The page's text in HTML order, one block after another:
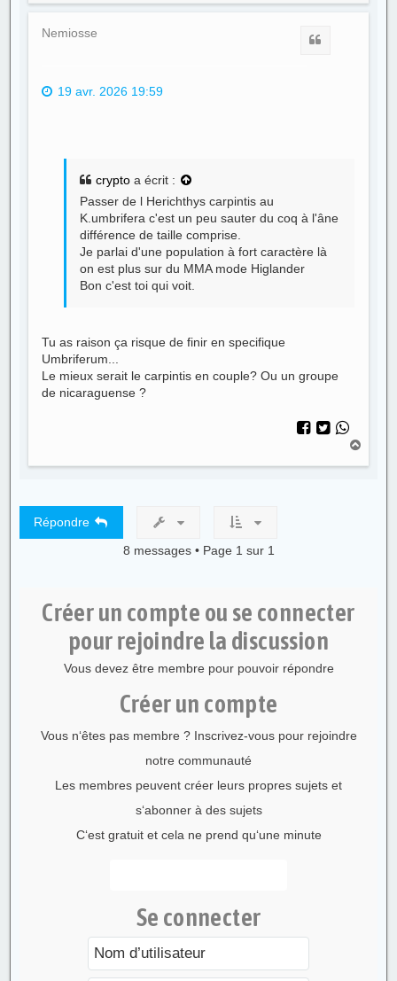
u
Nemiosse
19 avr. 2026 19:59
crypto a écrit :
Passer de l Herichthys carpintis au
K.umbrifera c'est un peu sauter du coq à l'âne
différence de taille comprise.
Je parlai d'une population à fort caractère là
on est plus sur du MMA mode Higlander
Bon c'est toi qui voit.
Tu as raison ça risque de finir en specifique
Umbriferum...
Le mieux serait le carpintis en couple? Ou un groupe
de nicaraguense ?
u
Répondre
8 messages • Page 1 sur 1
Créer un compte ou se connecter
pour rejoindre la discussion
Vous devez être membre pour pouvoir répondre
Créer un compte
Vous n‘êtes pas membre ? Inscrivez-vous pour rejoindre
notre communauté
Les membres peuvent créer leurs propres sujets et
s‘abonner à des sujets
C‘est gratuit et cela ne prend qu‘une minute
Se connecter